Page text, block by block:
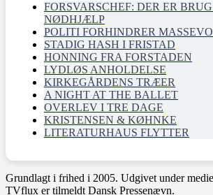
FORSVARSCHEF: DER ER
NØDHJÆLP
POLITI FORHINDRER
STADIG HASH I FRISTAD
HONNING FRA FORSTADEN
LYDLØS ANHOLDELSE
KIRKEGÅRDENS TRÆER
A NIGHT AT THE BALLET
OVERLEV I TRE DAGE
KRISTENSEN & KØHNKE
LITERATURHAUS FLYTTER
Grundlagt i frihed i 2005. Udgivet under
TVflux er tilmeldt Dansk Pressenævn.